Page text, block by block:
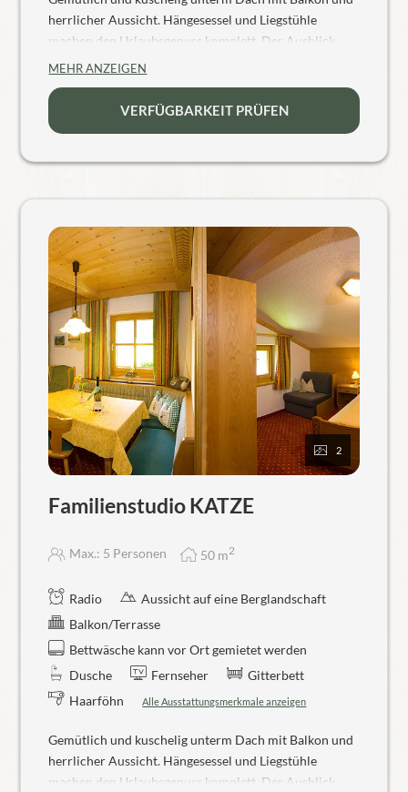
herrlicher Aussicht. Hängesessel und Liegstühle
machen den Urlaubsgenuss komplett. Der Ausblick
über Wiesen, Garten und Berge ist so richtig
MEHR ANZEIGEN
VERFÜGBARKEIT PRÜFEN
2
Familienstudio KATZE
Max.: 5 Personen 50 m2
Radio
Aussicht auf eine Berglandschaft
Balkon/Terrasse
Bettwäsche kann vor Ort gemietet werden
Dusche
Fernseher
Gitterbett
Haarföhn
Alle Ausstattungsmerkmale anzeigen
Gemütlich und kuschelig unterm Dach mit Balkon und
herrlicher Aussicht. Hängesessel und Liegstühle
machen den Urlaubsgenuss komplett. Der Ausblick